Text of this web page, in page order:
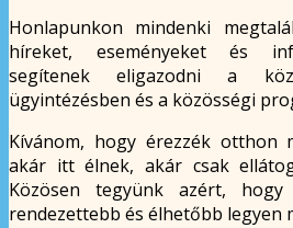
Honlapunkon mindenki
híreket, eseményeket és
segítenek eligazodni a
ügyintézésben és a közösségi
Kívánom, hogy érezzék otthon
akár itt élnek, akár csak
Közösen tegyünk azért,
rendezettebb és élhetőbb legyen